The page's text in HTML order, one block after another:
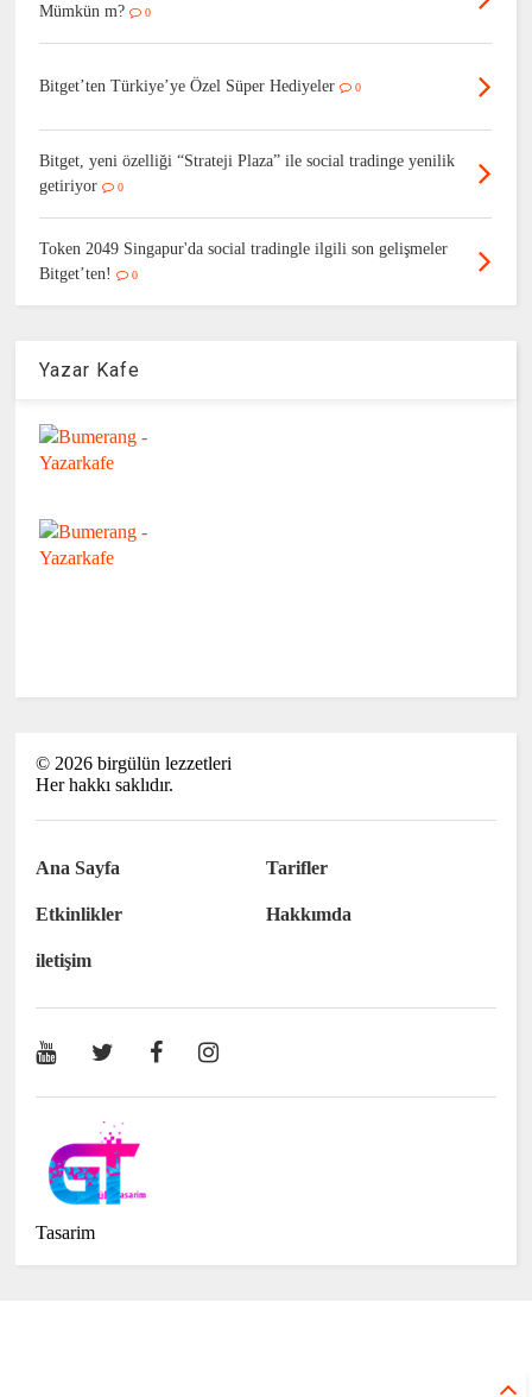
Mümkün m?
0
Bitget’ten Türkiye’ye Özel Süper Hediyeler 0
Bitget, yeni özelliği “Strateji Plaza” ile social tradinge yenilik
getiriyor
0
Token 2049 Singapur'da social tradingle ilgili son gelişmeler
Bitget’ten!
0
Yazar Kafe
© 2026 birgülün lezzetleri
Her hakkı saklıdır.
Ana Sayfa Tarifler
Etkinlikler Hakkımda
iletişim
Tasarim